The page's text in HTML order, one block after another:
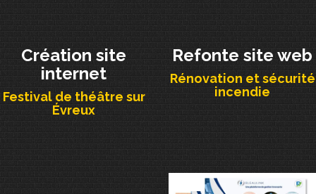
Création site
internet
Festival de théâtre sur
Évreux
Refonte site web
Rénovation et sécurité
incendie